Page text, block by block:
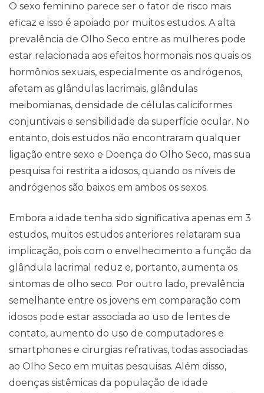
O sexo feminino parece ser o fator de risco mais
eficaz e isso é apoiado por muitos estudos. A alta
prevalência de Olho Seco entre as mulheres pode
estar relacionada aos efeitos hormonais nos quais os
hormônios sexuais, especialmente os andrógenos,
afetam as glândulas lacrimais, glândulas
meibomianas, densidade de células caliciformes
conjuntivais e sensibilidade da superfície ocular. No
entanto, dois estudos não encontraram qualquer
ligação entre sexo e Doença do Olho Seco, mas sua
pesquisa foi restrita a idosos, quando os níveis de
andrógenos são baixos em ambos os sexos.
Embora a idade tenha sido significativa apenas em 3
estudos, muitos estudos anteriores relataram sua
implicação, pois com o envelhecimento a função da
glândula lacrimal reduz e, portanto, aumenta os
sintomas de olho seco. Por outro lado, prevalência
semelhante entre os jovens em comparação com
idosos pode estar associada ao uso de lentes de
contato, aumento do uso de computadores e
smartphones e cirurgias refrativas, todas associadas
ao Olho Seco em muitas pesquisas. Além disso,
doenças sistêmicas da população de idade